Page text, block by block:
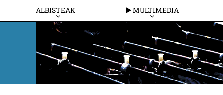
ALBISTEAK MULTIMEDIA